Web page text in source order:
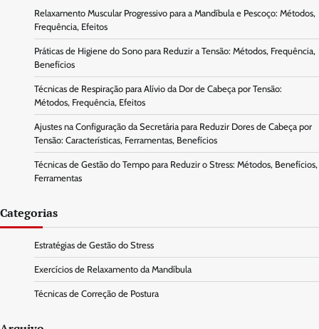
Relaxamento Muscular Progressivo para a Mandíbula e Pescoço: Métodos,
Frequência, Efeitos
Práticas de Higiene do Sono para Reduzir a Tensão: Métodos, Frequência,
Benefícios
Técnicas de Respiração para Alívio da Dor de Cabeça por Tensão:
Métodos, Frequência, Efeitos
Ajustes na Configuração da Secretária para Reduzir Dores de Cabeça por
Tensão: Características, Ferramentas, Benefícios
Técnicas de Gestão do Tempo para Reduzir o Stress: Métodos, Benefícios,
Ferramentas
Categorias
Estratégias de Gestão do Stress
Exercícios de Relaxamento da Mandíbula
Técnicas de Correção de Postura